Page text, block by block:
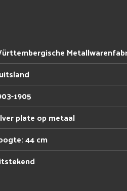
1905
plate op metaal
44 cm